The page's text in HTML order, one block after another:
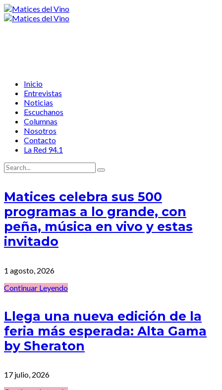
Inicio
Entrevistas
Noticias
Escuchanos
Columnas
Nosotros
Contacto
La Red 94.1
Matices celebra sus 500
programas a lo grande, con
peña, música en vivo y estas
invitado
1 agosto, 2026
Continuar Leyendo
Llega una nueva edición de la
feria más esperada: Alta Gama
by Sheraton
17 julio, 2026